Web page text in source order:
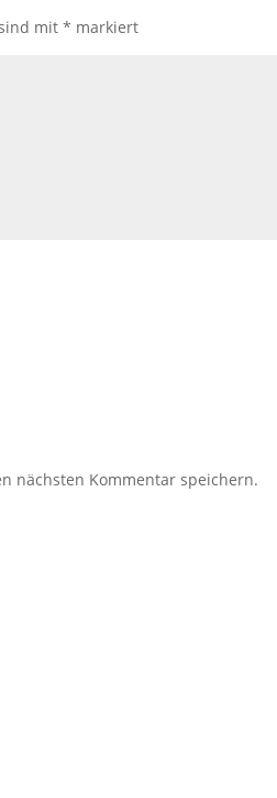
mit * markiert
nächsten Kommentar speichern.